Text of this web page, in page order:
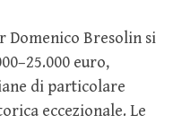
Domenico Bresolin si
euro,
di particolare
eccezionale. Le